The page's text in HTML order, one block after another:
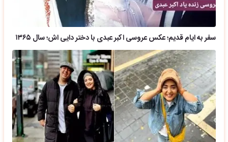
سفر به ایام قدیم؛ عکس عروسی اکبر عبدی با دختر دایی اش؛ سال ۱۳۶۵